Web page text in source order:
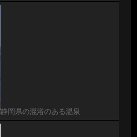
静岡県の混浴のある温泉